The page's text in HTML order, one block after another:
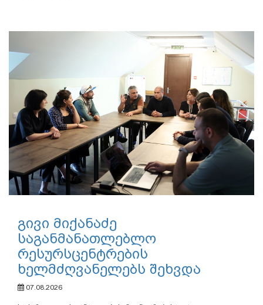
გივი მიქანაძე
საგანმანათლებლო
რესურსცენტრების
ხელმძღვანელებს შეხვდა
07.08.2026